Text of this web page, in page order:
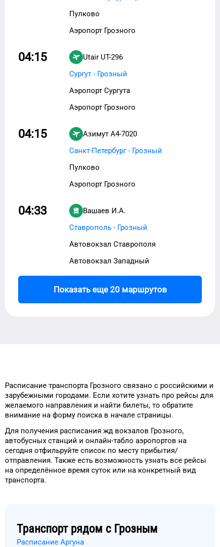
Пулково
Аэропорт Грозного
04:15 Utair UT-296
Сургут - Грозный
Аэропорт Сургута
Аэропорт Грозного
04:15 Азимут A4-7020
Санкт-Петербург - Грозный
Пулково
Аэропорт Грозного
04:33
Вашаев И.А.
Ставрополь - Грозный
Автовокзал Ставрополя
Автовокзал Западный
Показать еще 20 маршрутов
Расписание транспорта Грозного связано с российскими и
зарубежными городами. Если хотите узнать про рейсы для
желаемого направления и найти билеты, то обратите
внимание на форму поиска в начале страницы.
Для получения расписания жд вокзалов Грозного,
автобусных станций и онлайн-табло аэропортов на
сегодня отфильруйте список по месту прибытия/
отправления. Также есть возможность узнать все рейсы
на определённое время суток или на конкретный вид
транспорта.
Транспорт рядом с Грозным
Расписание Аргуна